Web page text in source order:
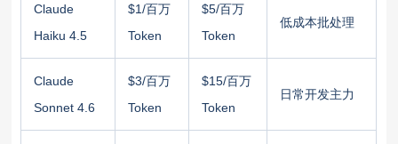
Claude
Haiku 4.5
$1/百万
Token
$5/百万
Token
低成本批处理
Claude
Sonnet 4.6
$3/百万
Token
$15/百万
Token
日常开发主力